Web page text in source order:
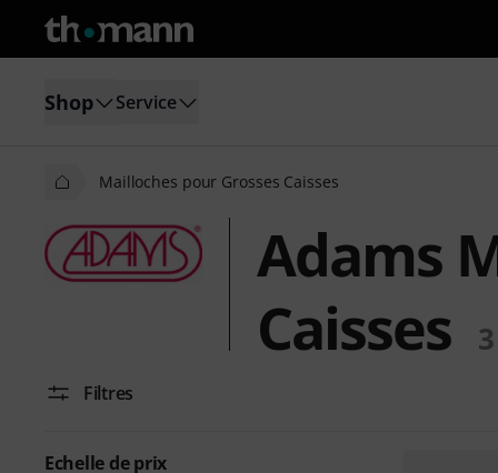
Shop Service
Mailloches pour Grosses Caisses
Adams
Caisses
3
Filtres
Echelle de prix